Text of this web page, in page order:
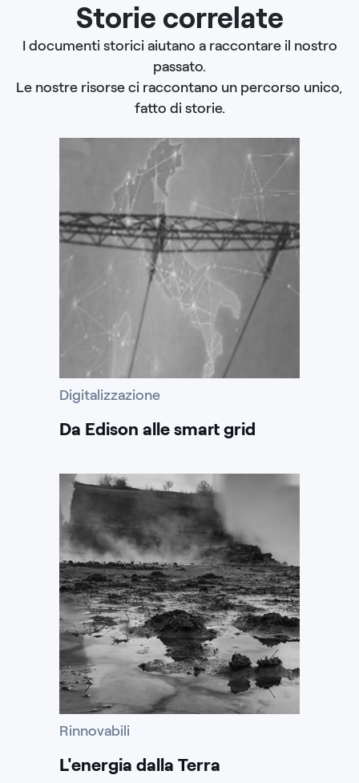
Storie correlate
I documenti storici aiutano a raccontare il nostro
passato.
Le nostre risorse ci raccontano un percorso unico,
fatto di storie.
Digitalizzazione
Da Edison alle smart grid
Rinnovabili
L'energia dalla Terra